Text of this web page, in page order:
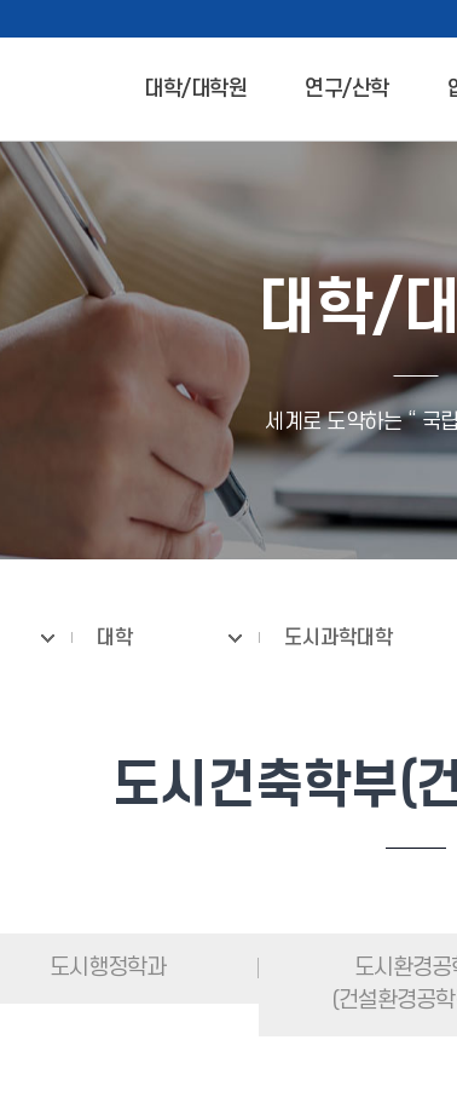
대학/대학원 연구/산학
대학/
세계로 도약하는 “ 국
대학 도시과학대학
도시건축학부(
도시행정학과
도시환경공
(건설환경공